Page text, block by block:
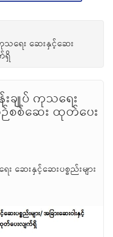
သရေး ဆေးနှင့်ဆေး
ရှိ
းချုပ် ကုသရေး
ဉ်စစ်ဆေး ထုတ်ပေး
ဆေးနှင့်ဆေးပစ္စည်းများ